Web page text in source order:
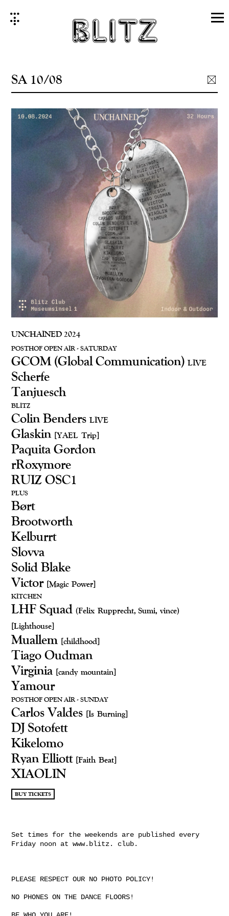
SA 10/08
UNCHAINED 2024
POSTHOF OPEN AIR - SATURDAY
GCOM (Global Communication) LIVE
Scherfe
Tanjuesch
BLITZ
Colin Benders LIVE
Glaskin [YAEL Trip]
Paquita Gordon
rRoxymore
RUIZ OSC1
PLUS
Børt
Brootworth
Kelburrt
Slovva
Solid Blake
Victor [Magic Power]
KITCHEN
LHF Squad (Felix Rupprecht, Sumi, vince)
[Lighthouse]
Muallem [childhood]
Tiago Oudman
Virginia [candy mountain]
Yamour
POSTHOF OPEN AIR - SUNDAY
Carlos Valdes [Is Burning]
DJ Sotofett
Kikelomo
Ryan Elliott [Faith Beat]
XIAOLIN
BUY TICKETS
Set times for the weekends are published every
Friday noon at www.blitz. club.
PLEASE RESPECT OUR NO PHOTO POLICY!
NO PHONES ON THE DANCE FLOORS!